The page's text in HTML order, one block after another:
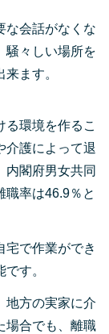
な会話がなくな
騒々しい場所を
ます。
環境を作るこ
介護によって退
内閣府男女共同
職率は46.9％と
宅で作業ができ
す。
地方の実家に介
場合でも、離職